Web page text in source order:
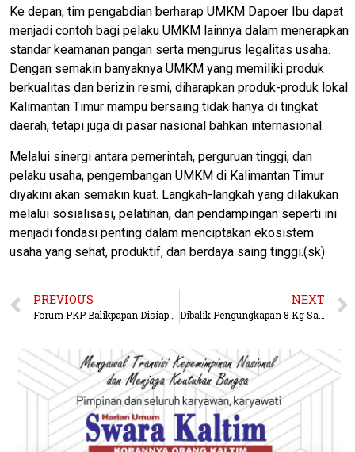
Ke depan, tim pengabdian berharap UMKM Dapoer Ibu dapat
menjadi contoh bagi pelaku UMKM lainnya dalam menerapkan
standar keamanan pangan serta mengurus legalitas usaha.
Dengan semakin banyaknya UMKM yang memiliki produk
berkualitas dan berizin resmi, diharapkan produk-produk lokal
Kalimantan Timur mampu bersaing tidak hanya di tingkat
daerah, tetapi juga di pasar nasional bahkan internasional.
Melalui sinergi antara pemerintah, perguruan tinggi, dan
pelaku usaha, pengembangan UMKM di Kalimantan Timur
diyakini akan semakin kuat. Langkah-langkah yang dilakukan
melalui sosialisasi, pelatihan, dan pendampingan seperti ini
menjadi fondasi penting dalam menciptakan ekosistem
usaha yang sehat, produktif, dan berdaya saing tinggi.(sk)
PREVIOUS NEXT